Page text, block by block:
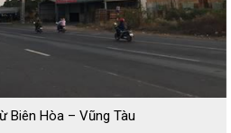
Biên Hòa – Vũng Tàu